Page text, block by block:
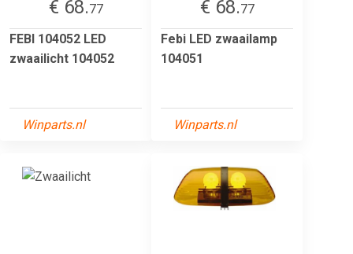
€ 68.77
FEBI 104052 LED
zwaailicht 104052
Winparts.nl
€ 68.77
Febi LED zwaailamp
104051
Winparts.nl